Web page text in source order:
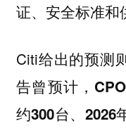
证、安全标准和
Citi给出的预测
告曾预计，
约300台、2026